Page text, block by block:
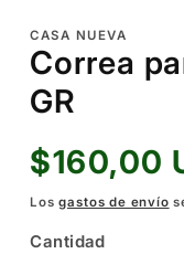
una
ventana
modal
CASA NUEVA
Correa
GR
Precio
habitual
$160,00
Losgastos de envío
Cantidad